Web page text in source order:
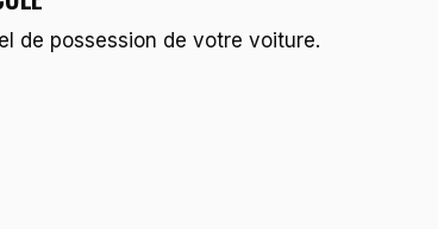
de possession de votre voiture.